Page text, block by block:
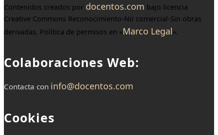
Contenidos creados por docentos.com bajo licencia
Creative Commons Reconocimiento-No comercial-Sin obras
derivadas. Política de permisos en «Marco Legal».
Colaboraciones Web:
Contacta con info@docentos.com
Cookies